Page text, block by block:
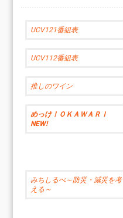
UCV121番組表
UCV112番組表
推しのワイン
めっけ！ＯＫＡＷＡＲＩ
NEW!
みちしるべ～防災・減災を考
える～